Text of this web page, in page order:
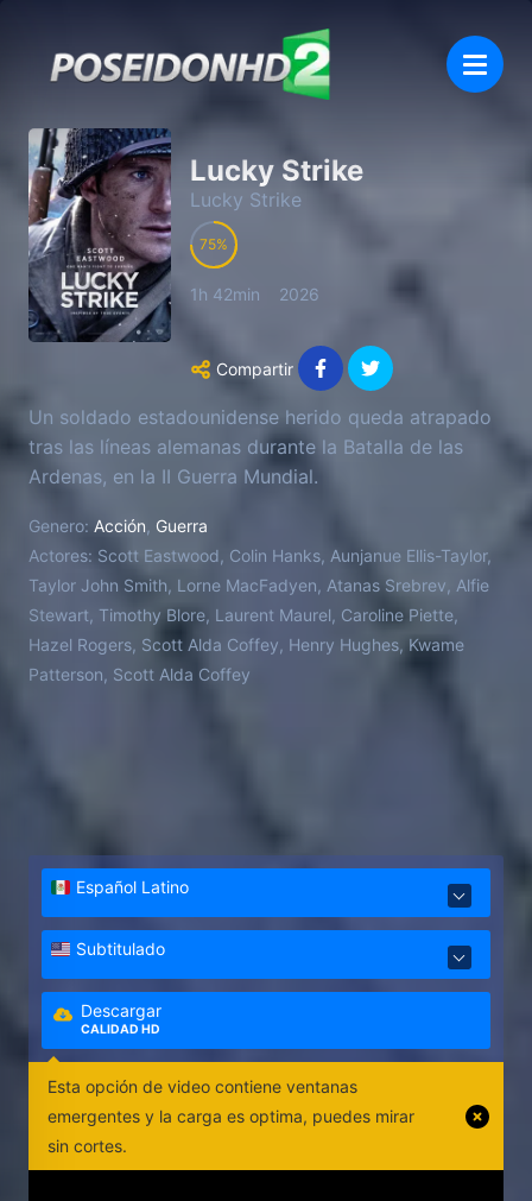
Lucky Strike
Lucky Strike
75
1h 42min 2026
Compartir
Un soldado estadounidense herido queda atrapado
tras las líneas alemanas durante la Batalla de las
Ardenas, en la II Guerra Mundial.
Genero: Acción Guerra
Actores: Scott Eastwood, Colin Hanks, Aunjanue Ellis-Taylor,
Taylor John Smith, Lorne MacFadyen, Atanas Srebrev, Alfie
Stewart, Timothy Blore, Laurent Maurel, Caroline Piette,
Hazel Rogers, Scott Alda Coffey, Henry Hughes, Kwame
Patterson, Scott Alda Coffey
Español Latino
Subtitulado
Descargar
CALIDAD HD
Esta opción de video contiene ventanas
emergentes y la carga es optima, puedes mirar
sin cortes.